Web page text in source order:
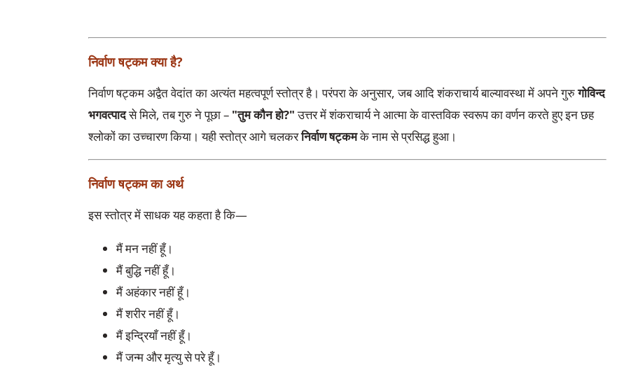
निर्वाण षट्कम क्या है?
निर्वाण षट्कम अद्वैत वेदांत का अत्यंत महत्वपूर्ण स्तोत्र है। परंपरा के अनुसार, जब आदि शंकराचार्य बाल्यावस्था में अपने गुरुगोविन्द
भगवत्पादसे मिले, तब गुरु ने पूछा – "तुम कौन हो?"उत्तर में शंकराचार्य ने आत्मा के वास्तविक स्वरूप का वर्णन करते हुए इन छह
श्लोकों का उच्चारण किया। यही स्तोत्र आगे चलकरनिर्वाण षट्कमके नाम से प्रसिद्ध हुआ।
निर्वाण षट्कम का अर्थ
इस स्तोत्र में साधक यह कहता है कि—
मैं मन नहीं हूँ।
मैं बुद्धि नहीं हूँ।
मैं अहंकार नहीं हूँ।
मैं शरीर नहीं हूँ।
मैं इन्द्रियाँ नहीं हूँ।
मैं जन्म और मृत्यु से परे हूँ।